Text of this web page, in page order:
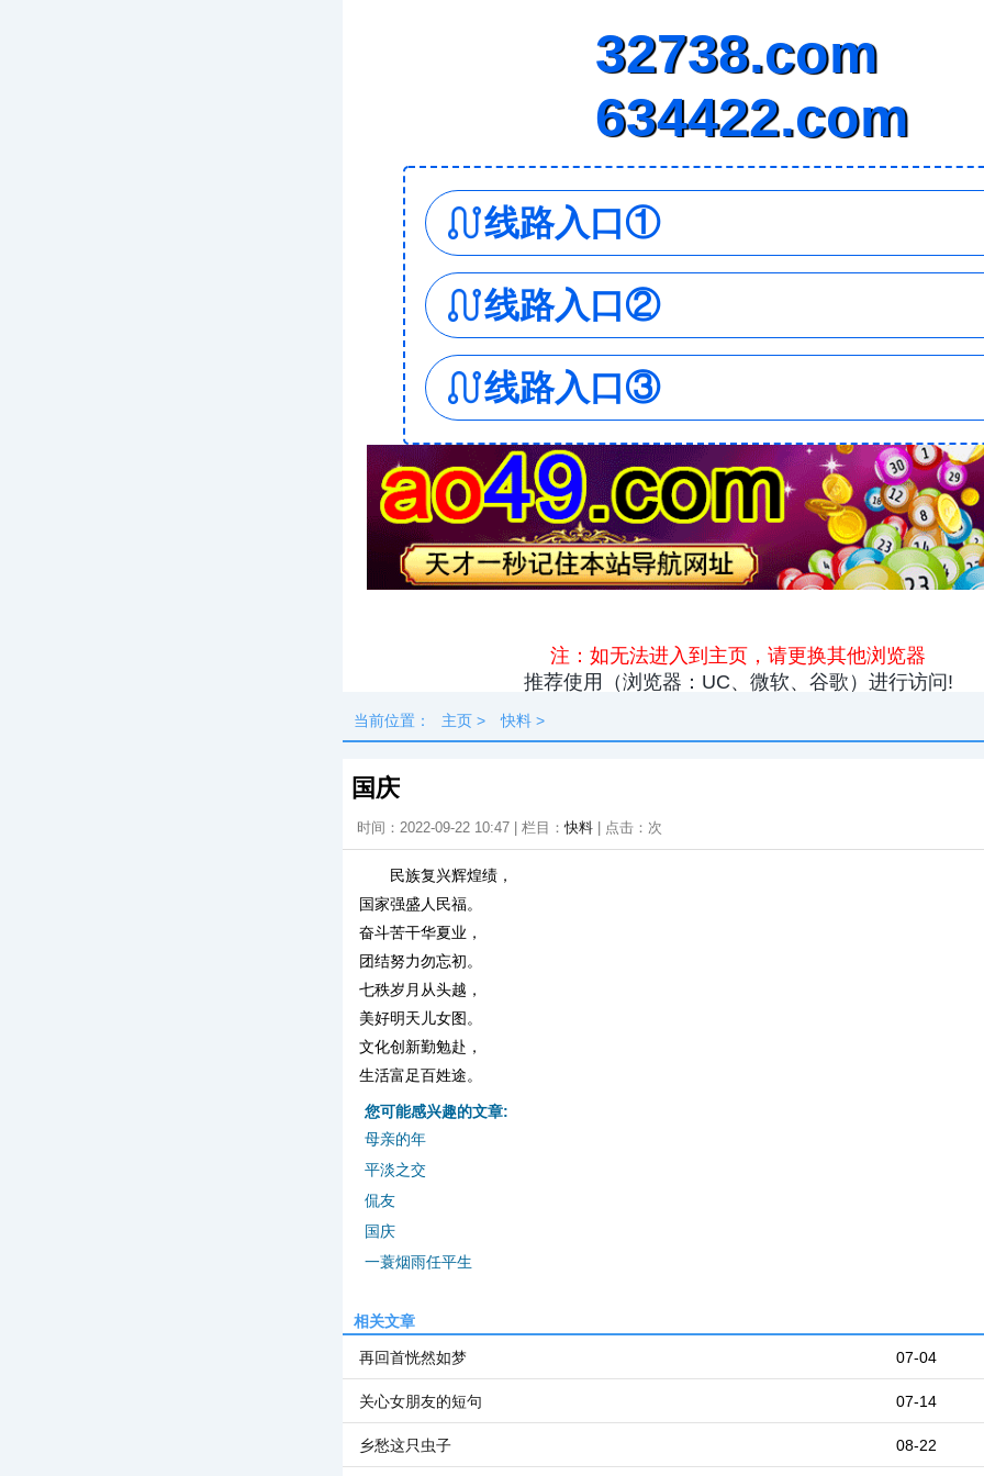
头条 原创 资讯
热点
当前位置： 主页 > 快料 >
国庆
时间：2022-09-22 10:47 | 栏目：快料 | 点击： 次
民族复兴辉煌绩，
国家强盛人民福。
奋斗苦干华夏业，
团结努力勿忘初。
七秩岁月从头越，
美好明天儿女图。
文化创新勤勉赴，
生活富足百姓途。
您可能感兴趣的文章:
母亲的年
平淡之交
侃友
国庆
一蓑烟雨任平生
相关文章
07-04
再回首恍然如梦
07-14
关心女朋友的短句
08-22
乡愁这只虫子